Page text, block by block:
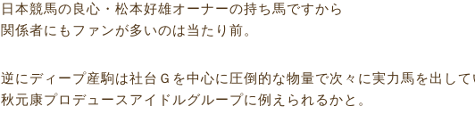
日本競馬の良心・松本好雄オーナーの持ち馬ですから
関係者にもファンが多いのは当たり前。
逆にディープ産駒は社台Ｇを中心に圧倒的な物量で次々に実力馬を出し
秋元康プロデュースアイドルグループに例えられるかと。